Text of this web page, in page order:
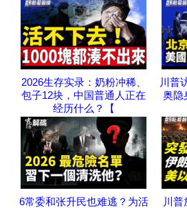
2026生存实录：奶粉冲稀、
包子12块，中国普通人正在
经历什么？【
川普
奥隐
6常委和张升民也难逃？为活
川